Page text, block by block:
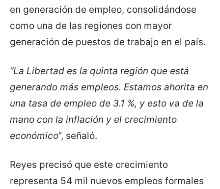
en generación de empleo, consolidándose
como una de las regiones con mayor
generación de puestos de trabajo en el país.
“La Libertad es la quinta región que está
generando más empleos. Estamos ahorita en
una tasa de empleo de 3.1 %, y esto va de la
mano con la inflación y el crecimiento
económico”, señaló.
Reyes precisó que este crecimiento
representa 54 mil nuevos empleos formales